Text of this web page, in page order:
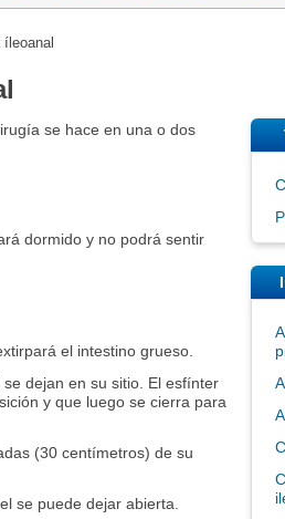
se hace en una o dos
dormido y no podrá sentir
el intestino grueso.
dejan en su sitio. El esfínter
y que luego se cierra para
(30 centímetros) de su
se puede dejar abierta.